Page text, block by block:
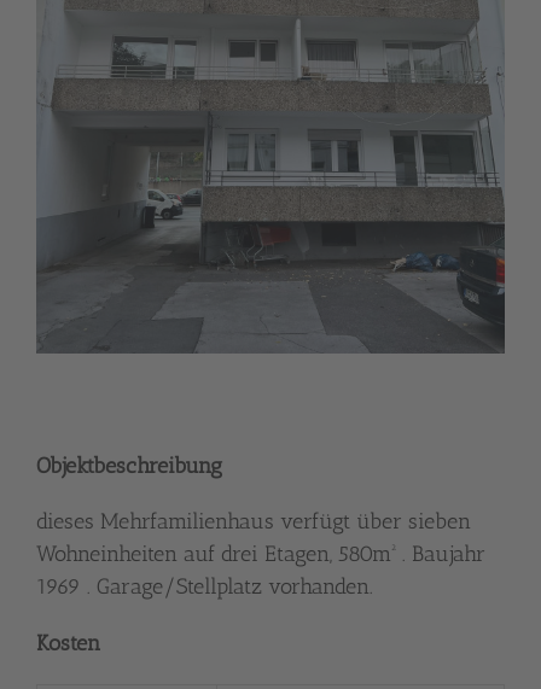
Objektbeschreibung
dieses Mehrfamilienhaus verfügt über sieben
Wohneinheiten auf drei Etagen, 580m² . Baujahr
1969 . Garage/Stellplatz vorhanden.
Kosten